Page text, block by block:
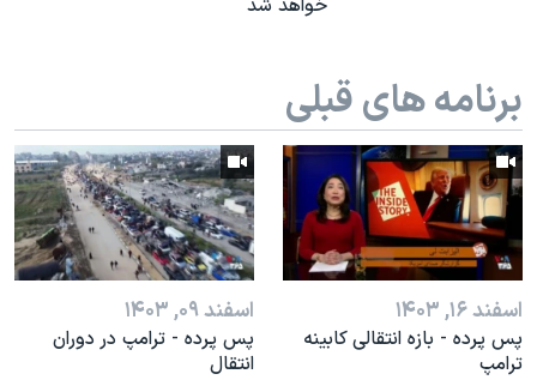
خواهد شد
برنامه های قبلی
اسفند ۱۶, ۱۴۰۳
پس پرده - بازه انتقالی کابینه
ترامپ
اسفند ۰۹, ۱۴۰۳
پس پرده - ترامپ در دوران
انتقال